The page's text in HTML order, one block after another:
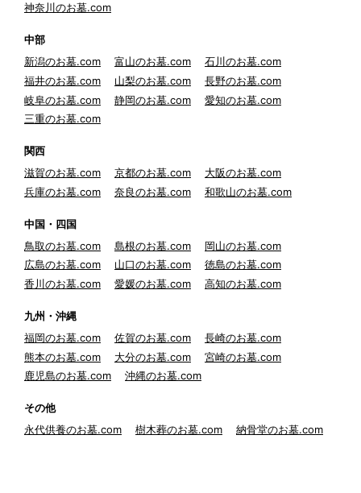
神奈川のお墓.com
中部
新潟のお墓.com
富山のお墓.com
石川のお墓.com
福井のお墓.com
山梨のお墓.com
長野のお墓.com
岐阜のお墓.com
静岡のお墓.com
愛知のお墓.com
三重のお墓.com
関西
滋賀のお墓.com
京都のお墓.com
大阪のお墓.com
兵庫のお墓.com
奈良のお墓.com 和歌山のお墓.com
中国・四国
鳥取のお墓.com
島根のお墓.com
岡山のお墓.com
広島のお墓.com
山口のお墓.com
徳島のお墓.com
香川のお墓.com
愛媛のお墓.com 高知のお墓.com
九州・沖縄
福岡のお墓.com
佐賀のお墓.com
長崎のお墓.com
熊本のお墓.com
大分のお墓.com
宮崎のお墓.com
鹿児島のお墓.com
沖縄のお墓.com
その他
永代供養のお墓.com
樹木葬のお墓.com 納骨堂のお墓.com